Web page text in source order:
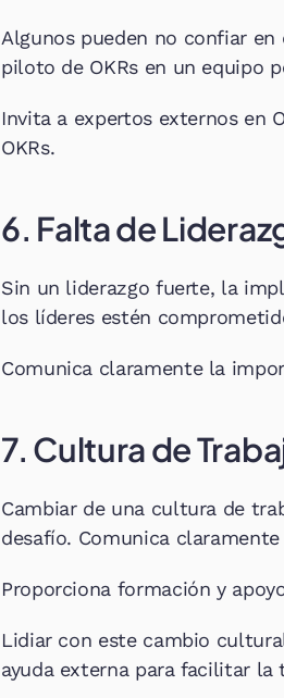
Algunos pueden no confiar en
piloto de OKRs en un equipo
Invita a expertos externos en
OKRs.
6. Falta de
Sin un liderazgo fuerte, la
los líderes estén
Comunica claramente la
7. Cultura de
Cambiar de una cultura de
desafío. Comunica
Proporciona formación y
Lidiar con este cambio
ayuda externa para facilitar la